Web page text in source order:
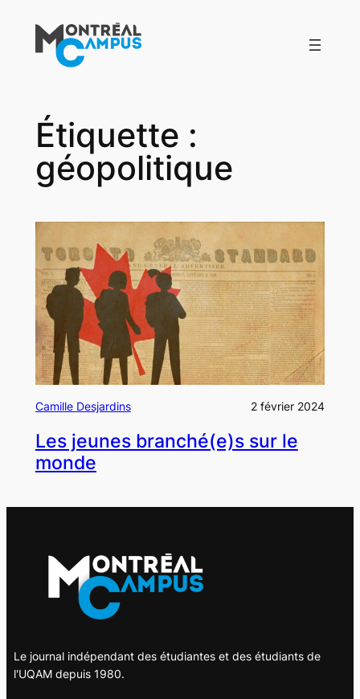
contenu
Étiquette :
géopolitique
Camille Desjardins 2 février 2024
Les jeunes branché(e)s sur le
monde
Le journal indépendant des étudiantes et des étudiants de
l'UQAM depuis 1980.